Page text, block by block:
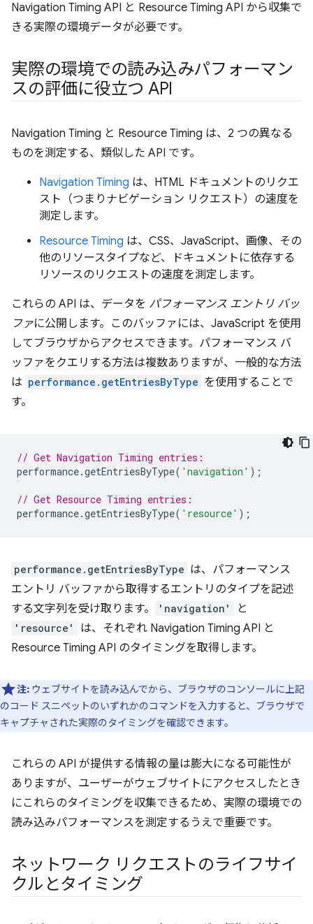
Navigation Timing API と Resource Timing API から収集で
きる実際の環境データが必要です。
実際の環境での読み込みパフォーマン
スの評価に役立つ API
Navigation Timing と Resource Timing は、2 つの異なる
ものを測定する、類似した API です。
Navigation Timing は、HTML ドキュメントのリクエ
スト（つまりナビゲーション リクエスト）の速度を
測定します。
Resource Timing は、CSS、JavaScript、画像、その
他のリソースタイプなど、ドキュメントに依存する
リソースのリクエストの速度を測定します。
これらの API は、データを パフォーマンス エントリ バッ
ファに公開します。このバッファには、JavaScript を使用
してブラウザからアクセスできます。パフォーマンス バ
ッファをクエリする方法は複数ありますが、一般的な方法
は performance.getEntriesByType を使用することで
す。
// Get Navigation Timing entries:
performance.getEntriesByType( 'navigation' );
// Get Resource Timing entries:
performance.getEntriesByType( 'resource' );
performance.getEntriesByType は、パフォーマンス
エントリ バッファから取得するエントリのタイプを記述
する文字列を受け取ります。
'navigation' と
'resource'
は、それぞれ Navigation Timing API と
Resource Timing API のタイミングを取得します。
注: ウェブサイトを読み込んでから、ブラウザのコンソールに上記
のコード スニペットのいずれかのコマンドを入力すると、ブラウザで
キャプチャされた実際のタイミングを確認できます。
これらの API が提供する情報の量は膨大になる可能性が
ありますが、ユーザーがウェブサイトにアクセスしたとき
にこれらのタイミングを収集できるため、実際の環境での
読み込みパフォーマンスを測定するうえで重要です。
ネットワーク リクエストのライフサイ
クルとタイミング